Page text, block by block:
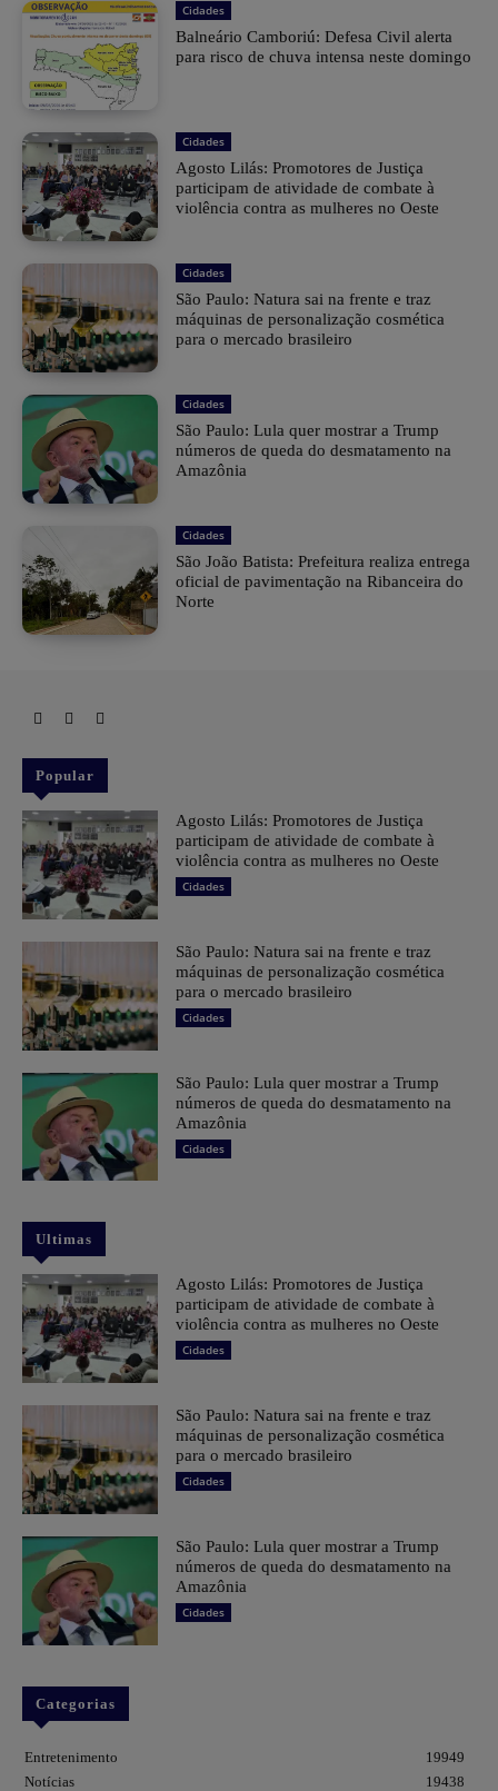
Cidades
Balneário Camboriú: Defesa Civil alerta
para risco de chuva intensa neste domingo
Cidades
Agosto Lilás: Promotores de Justiça
participam de atividade de combate à
violência contra as mulheres no Oeste
Cidades
São Paulo: Natura sai na frente e traz
máquinas de personalização cosmética
para o mercado brasileiro
Cidades
São Paulo: Lula quer mostrar a Trump
números de queda do desmatamento na
Amazônia
Cidades
São João Batista: Prefeitura realiza entrega
oficial de pavimentação na Ribanceira do
Norte
Popular
Agosto Lilás: Promotores de Justiça
participam de atividade de combate à
violência contra as mulheres no Oeste
Cidades
São Paulo: Natura sai na frente e traz
máquinas de personalização cosmética
para o mercado brasileiro
Cidades
São Paulo: Lula quer mostrar a Trump
números de queda do desmatamento na
Amazônia
Cidades
Ultimas
Agosto Lilás: Promotores de Justiça
participam de atividade de combate à
violência contra as mulheres no Oeste
Cidades
São Paulo: Natura sai na frente e traz
máquinas de personalização cosmética
para o mercado brasileiro
Cidades
São Paulo: Lula quer mostrar a Trump
números de queda do desmatamento na
Amazônia
Cidades
Categorias
Entretenimento
19949
Notícias
19438